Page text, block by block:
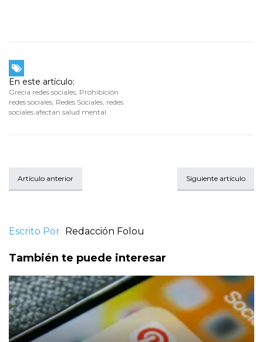
En este artículo:
Grecia redes sociales, Prohibición
redes sociales, Redes Sociales, redes
sociales afectan salud mental
Artículo anterior Siguiente artículo
Escrito Por Redacción Folou
También te puede interesar